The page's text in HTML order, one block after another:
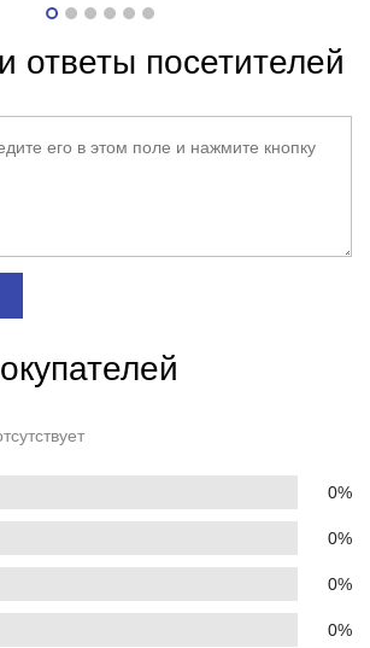
ответы посетителей
0%
0%
0%
0%